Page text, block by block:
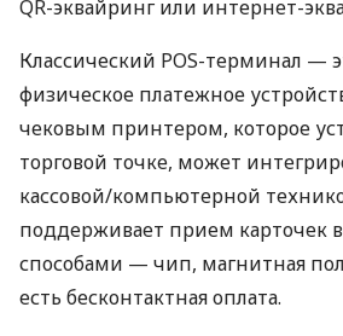
QR-эквайринг или интернет-
Классический POS-терминал —
физическое платежное
чековым принтером, которое
торговой точке, может
кассовой/компьютерной
поддерживает прием карточек
способами — чип, магнитная
есть бесконтактная оплата.